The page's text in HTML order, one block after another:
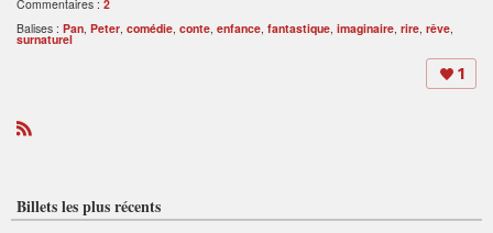
Commentaires : 2
Balises : Pan, Peter, comédie, conte, enfance, fantastique, imaginaire, rire, rêve,
surnaturel
1
R
Billets les plus récents